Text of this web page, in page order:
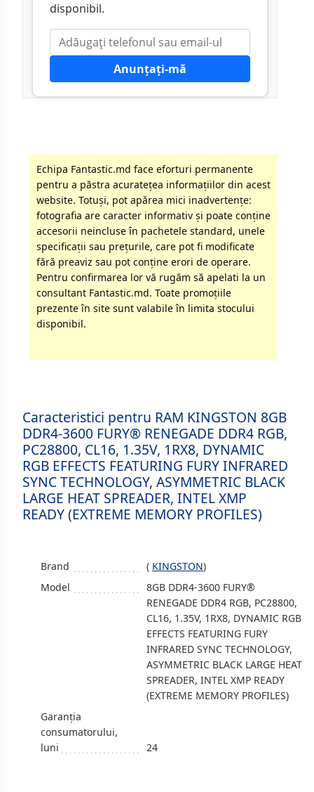
disponibil.
Anunțați-mă
Echipa Fantastic.md face eforturi permanente
pentru a păstra acurateţea informaţiilor din acest
website. Totuși, pot apărea mici inadvertenţe:
fotografia are caracter informativ şi poate conţine
accesorii neincluse în pachetele standard, unele
specificaţii sau preţurile, care pot fi modificate
fără preaviz sau pot conţine erori de operare.
Pentru confirmarea lor vă rugăm să apelati la un
consultant Fantastic.md. Toate promoţiile
prezente în site sunt valabile în limita stocului
disponibil.
Caracteristici pentru RAM KINGSTON 8GB
DDR4-3600 FURY® RENEGADE DDR4 RGB,
PC28800, CL16, 1.35V, 1RX8, DYNAMIC
RGB EFFECTS FEATURING FURY INFRARED
SYNC TECHNOLOGY, ASYMMETRIC BLACK
LARGE HEAT SPREADER, INTEL XMP
READY (EXTREME MEMORY PROFILES)
Brand ( KINGSTON)
Model
8GB DDR4-3600 FURY®
RENEGADE DDR4 RGB, PC28800,
CL16, 1.35V, 1RX8, DYNAMIC RGB
EFFECTS FEATURING FURY
INFRARED SYNC TECHNOLOGY,
ASYMMETRIC BLACK LARGE HEAT
SPREADER, INTEL XMP READY
(EXTREME MEMORY PROFILES)
Garanția
consumatorului,
luni
24